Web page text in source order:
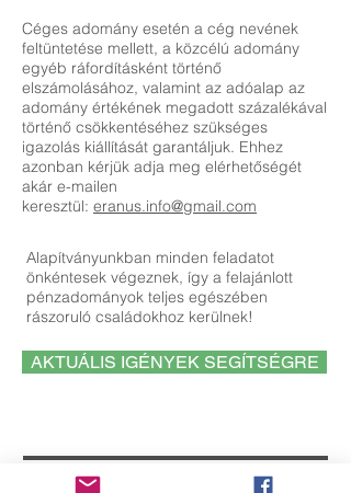
Céges adomány esetén a cég nevének
feltüntetése mellett, a közcélú adomány
egyéb ráfordításként történő
elszámolásához, valamint az adóalap az
adomány értékének megadott százalékával
történő csökkentéséhez szükséges
igazolás kiállítását garantáljuk. Ehhez
azonban kérjük adja meg elérhetőségét
akár e-mailen
keresztül: eranus.info@gmail.com
Alapítványunkban minden feladatot
önkéntesek végeznek, így a felajánlott
pénzadományok teljes egészében
rászoruló családokhoz kerülnek!
AKTUÁLIS IGÉNYEK SEGÍTSÉGRE